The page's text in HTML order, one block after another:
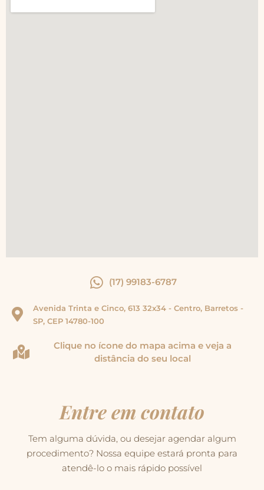
(17) 99183-6787
Avenida Trinta e Cinco, 613 32x34 - Centro, Barretos -
SP, CEP 14780-100
Clique no ícone do mapa acima e veja a
distância do seu local
Entre em contato
Tem alguma dúvida, ou desejar agendar algum
procedimento? Nossa equipe estará pronta para
atendê-lo o mais rápido possível